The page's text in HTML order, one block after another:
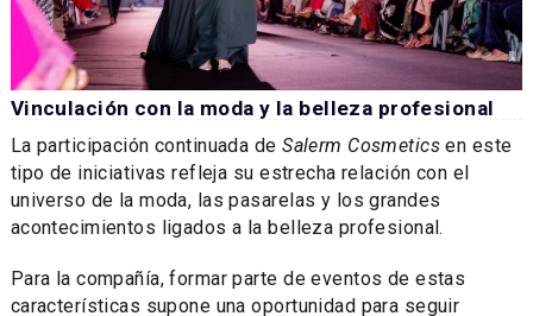
Vinculación con la moda y la belleza profesional
La participación continuada deSalerm Cosmetics en este
tipo de iniciativas refleja su estrecha relación con el
universo de la moda, las pasarelas y los grandes
acontecimientos ligados a la belleza profesional.
Para la compañía, formar parte de eventos de estas
características supone una oportunidad para seguir